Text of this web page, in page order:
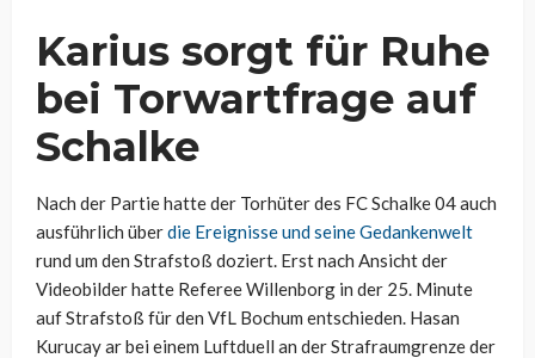
Karius sorgt für Ruhe
bei Torwartfrage auf
Schalke
Nach der Partie hatte der Torhüter des FC Schalke 04 auch
ausführlich überdie Ereignisse und seine Gedankenwelt
rund um den Strafstoß doziert. Erst nach Ansicht der
Videobilder hatte Referee Willenborg in der 25. Minute
auf Strafstoß für den VfL Bochum entschieden. Hasan
Kurucay ar bei einem Luftduell an der Strafraumgrenze der